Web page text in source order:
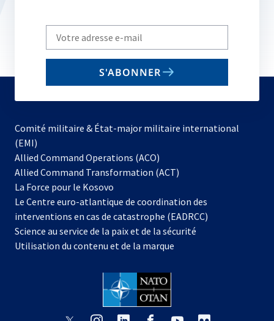
Write
your
email
S'ABONNER
Comité militaire & État-major militaire international
(EMI)
Allied Command Operations (ACO)
dans
nouvel
onglet
Allied Command Transformation (ACT)
La Force pour le Kosovo
dans
un
nouvel
onglet
Le Centre euro-atlantique de coordination des
interventions en cas de catastrophe (EADRCC)
Science au service de la paix et de la sécurité
Utilisation du contenu et de la marque